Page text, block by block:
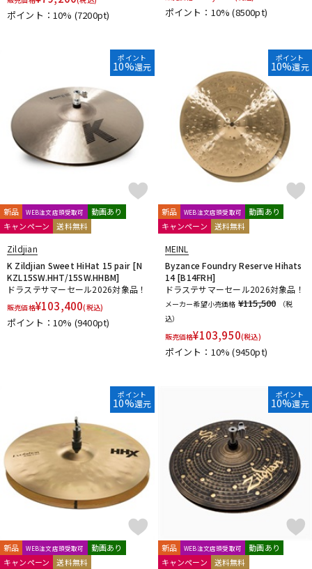
ポイント：10% (7200pt) ポイント：10%(8500pt)
ポイント
10%還元
新品 WEB注文店頭受取可
動画あり
キャンペーン
送料無料
Zildjian
K Zildjian Sweet HiHat 15 pair [N
KZL15SW.HHT/15SW.HHBM]
ドラステサマーセール2026対象品！
販売価格¥103,400(税込)
ポイント：10% (9400pt)
ポイント
10%還元
新品 WEB注文店頭受取可
動画あり
キャンペーン
送料無料
MEINL
Byzance Foundry Reserve Hihats
14 [B14FRH]
ドラステサマーセール2026対象品！
メーカー希望小売価格 ¥115,500
（税
込）
販売価格¥103,950(税込)
ポイント：10%(9450pt)
ポイント
10%還元
新品 WEB注文店頭受取可
動画あり
キャンペーン
送料無料
ポイント
10%還元
新品 WEB注文店頭受取可
動画あり
キャンペーン
送料無料